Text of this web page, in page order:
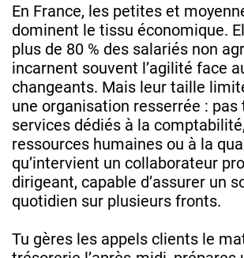
En France, les petites et
dominent le tissu économique.
plus de 80 % des salariés non
incarnent souvent l’agilité face
changeants. Mais leur taille
une organisation resserrée : pas
services dédiés à la
ressources humaines ou à la
qu’intervient un collaborateur
dirigeant, capable d’assurer un
quotidien sur plusieurs fronts.
Tu gères les appels clients le